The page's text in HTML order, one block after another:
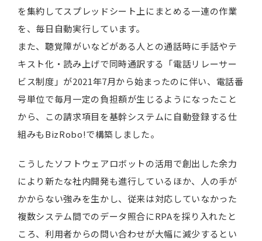
を集約してスプレッドシート上にまとめる一連の作業
を、毎日自動実行しています。
また、聴覚障がいなどがある人との通話時に手話やテ
キスト化・読み上げで同時通訳する「電話リレーサー
ビス制度」が2021年7月から始まったのに伴い、電話番
号単位で毎月一定の負担額が生じるようになったこと
から、この請求項目を基幹システムに自動登録する仕
組みもBizRobo!で構築しました。
こうしたソフトウェアロボットの活用で創出した余力
により新たな社内開発も進行しているほか、人の手が
かからない強みを生かし、従来は対応していなかった
複数システム間でのデータ照合にRPAを採り入れたと
ころ、利用者からの問い合わせが大幅に減少するとい